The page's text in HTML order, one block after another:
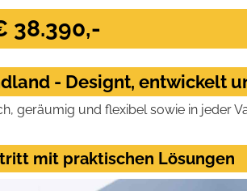
38.390,-
- Designt, entwickelt
geräumig und flexibel sowie in jeder
mit praktischen Lösungen